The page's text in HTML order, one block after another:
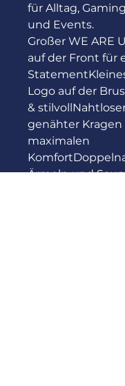
für Alltag,
und Events.
Großer WE ARE
auf der Front für
Logo auf der
&
genähter Kragen
maximalen
Ärmeln und